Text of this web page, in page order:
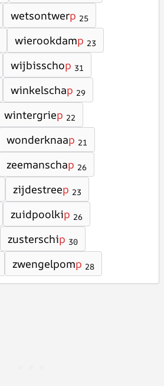
wetsontwerp 25
wierookdamp 23
wijbisschop 31
winkelschap 29
wintergriep 22
wonderknaap 21
zeemanschap 26
zijdestreep 23
zuidpoolkip 26
zusterschip 30
zwengelpomp 28